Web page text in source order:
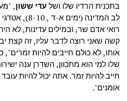
בתכנית הרדיו שלו ושל עדי ששון,
לב המדינה
רואי אדם שר, ובמילים עדינות, לא
קשה שאני רוצה לדבר עליו, זה קצת
אותו, לא כולם חייבים להיות
שלו למי הוא מתכוון, השדרן ענה
חייב להיות זמר. אתה יכול להיות
אומנים".